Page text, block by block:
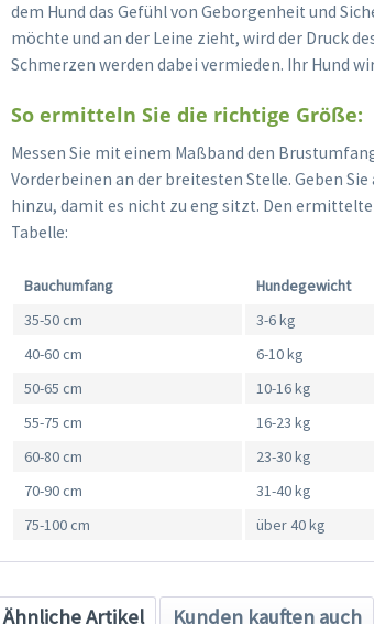
dem Hund das Gefühl von Geborgenheit und
möchte und an der Leine zieht, wird der Druck
Schmerzen werden dabei vermieden. Ihr Hund
So ermitteln Sie die richtige Größe:
Messen Sie mit einem Maßband den
Vorderbeinen an der breitesten Stelle. Geben
hinzu, damit es nicht zu eng sitzt. Den
Tabelle:
Bauchumfang Hundegewicht
35-50 cm
3-6 kg
40-60 cm
6-10 kg
50-65 cm
10-16 kg
55-75 cm
16-23 kg
60-80 cm
23-30 kg
70-90 cm
31-40 kg
75-100 cm
über 40 kg
Ähnliche Artikel Kunden kauften auch